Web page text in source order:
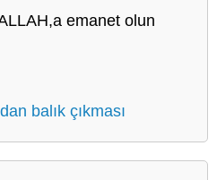
emanet olun
balık çıkması